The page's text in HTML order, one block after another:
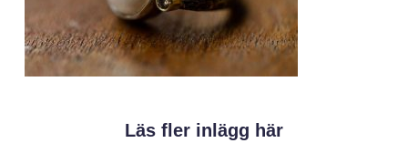
Läs fler inlägg här